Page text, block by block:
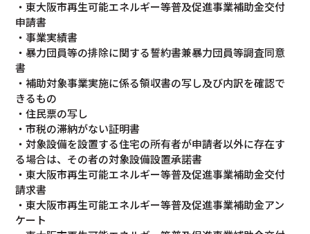
・東大阪市再生可能エネルギー等普及促進事業補助金交付
申請書
・事業実績書
・暴力団員等の排除に関する誓約書兼暴力団員等調査同意
書
・補助対象事業実施に係る領収書の写し及び内訳を確認で
きるもの
・住民票の写し
・市税の滞納がない証明書
・対象設備を設置する住宅の所有者が申請者以外に存在す
る場合は、その者の対象設備設置承諾書
・東大阪市再生可能エネルギー等普及促進事業補助金交付
請求書
・東大阪市再生可能エネルギー等普及促進事業補助金アン
ケート